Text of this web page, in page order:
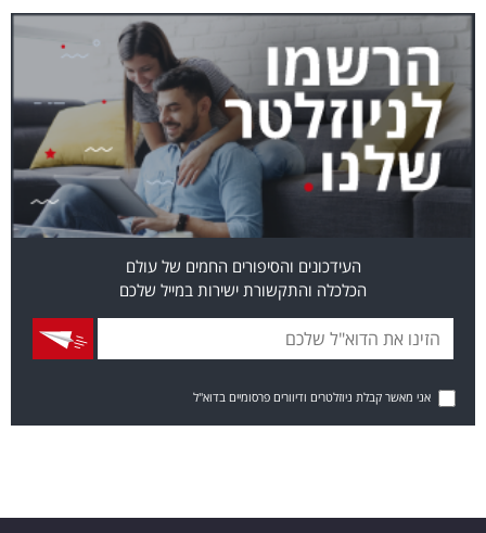
העידכונים והסיפורים החמים של עולם
הכלכלה והתקשורת ישירות במייל שלכם
אני מאשר קבלת ניוזלטרים ודיוורים פרסומיים בדוא"ל